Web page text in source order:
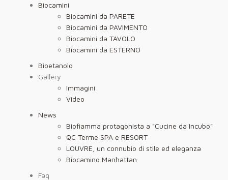
Biocamini
Biocamini da PARETE
Biocamini da PAVIMENTO
Biocamini da TAVOLO
Biocamini da ESTERNO
Bioetanolo
Gallery
Immagini
Video
News
Biofiamma protagonista a "Cucine da Incubo"
QC Terme SPA e RESORT
LOUVRE, un connubio di stile ed eleganza
Biocamino Manhattan
Faq